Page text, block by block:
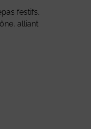
festifs,
alliant